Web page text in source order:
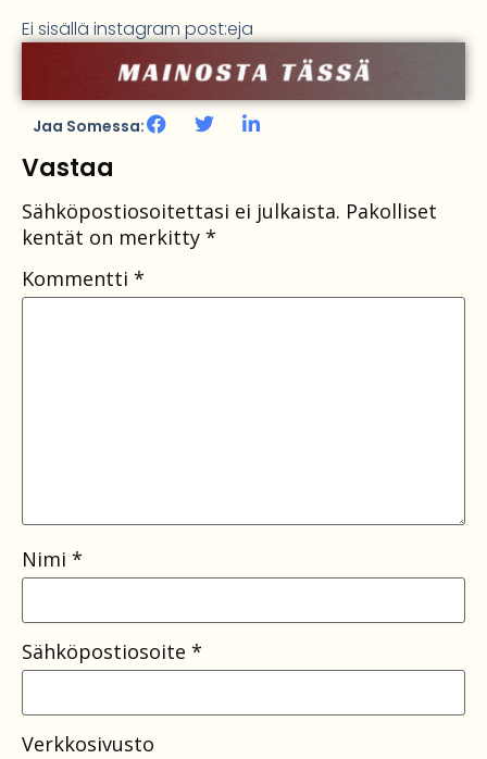
Ei sisällä instagram post:eja
Jaa Somessa:
Vastaa
Sähköpostiosoitettasi ei julkaista. Pakolliset
kentät on merkitty *
Kommentti *
Nimi *
Sähköpostiosoite *
Verkkosivusto